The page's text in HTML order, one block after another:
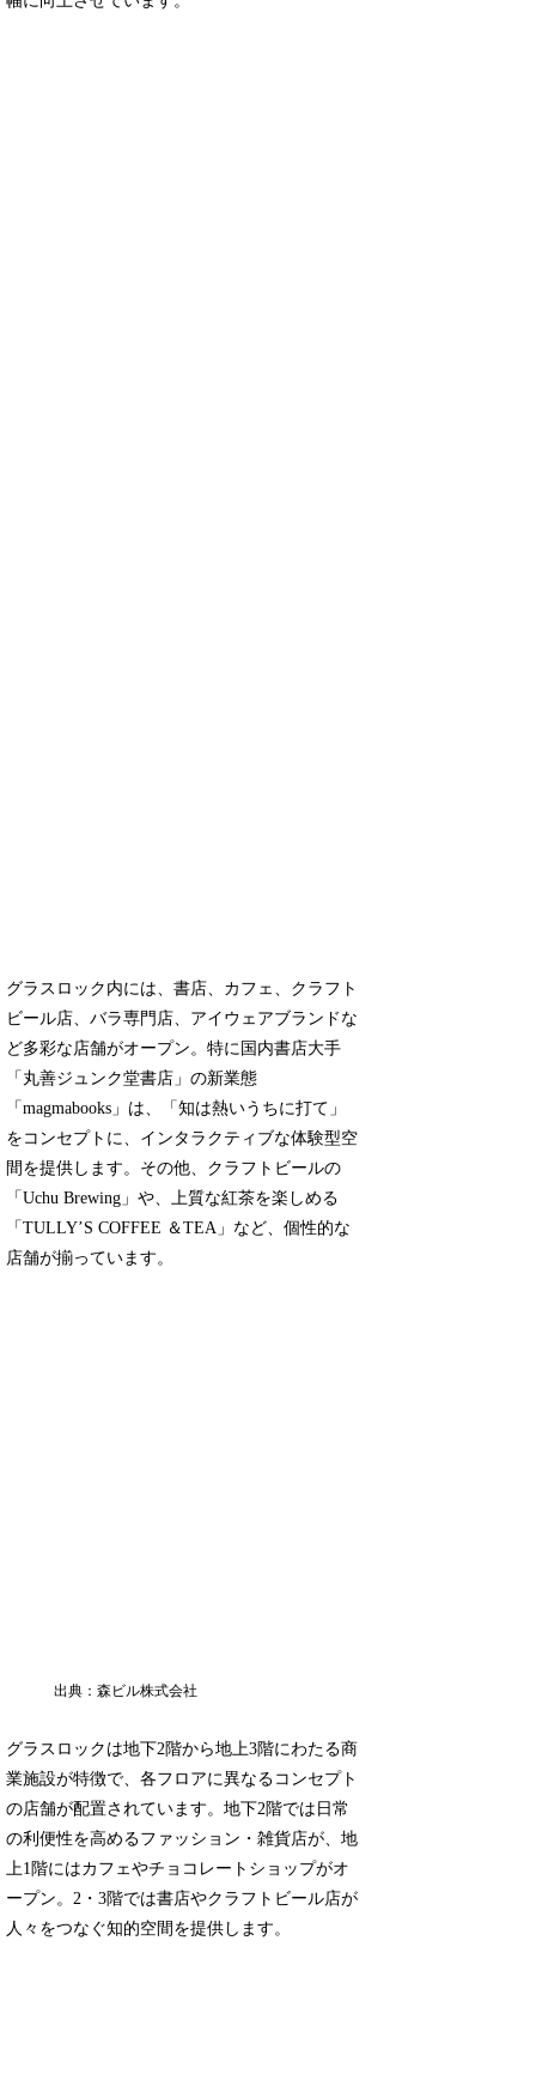
グラスロック内には、書店、カフェ、クラフト
ビール店、バラ専門店、アイウェアブランドな
ど多彩な店舗がオープン。特に国内書店大手
「丸善ジュンク堂書店」の新業態
「magmabooks」は、「知は熱いうちに打て」
をコンセプトに、インタラクティブな体験型空
間を提供します。その他、クラフトビールの
「Uchu Brewing」や、上質な紅茶を楽しめる
「TULLY’S COFFEE ＆TEA」など、個性的な
店舗が揃っています。
出典：森ビル株式会社
グラスロックは地下2階から地上3階にわたる商
業施設が特徴で、各フロアに異なるコンセプト
の店舗が配置されています。地下2階では日常
の利便性を高めるファッション・雑貨店が、地
上1階にはカフェやチョコレートショップがオ
ープン。2・3階では書店やクラフトビール店が
人々をつなぐ知的空間を提供します。